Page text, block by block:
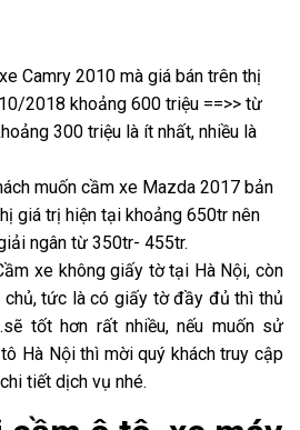
Camry 2010 mà giá bán trên thị
2018 khoảng 600 triệu ==>> từ
300 triệu là ít nhất, nhiều là
muốn cầm xe Mazda 2017 bản
giá trị hiện tại khoảng 650tr nên
ngân từ 350tr- 455tr.
xe không giấy tờ tại Hà Nội, còn
chủ, tức là có giấy tờ đầy đủ thì thủ
tốt hơn rất nhiều, nếu muốn sử
Hà Nội thì mời quý khách truy cập
tiết dịch vụ nhé.